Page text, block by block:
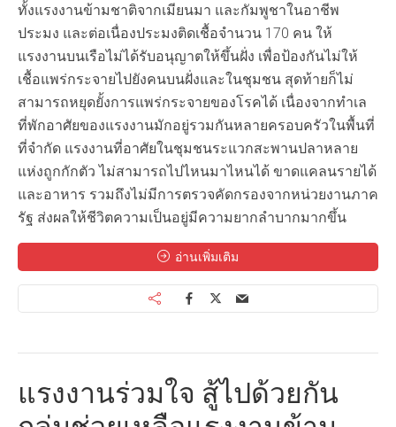
ทั้งแรงงานข้ามชาติจากเมียนมา และกัมพูชาในอาชีพ
ประมง และต่อเนื่องประมงติดเชื้อจำนวน 170 คน ให้
แรงงานบนเรือไม่ได้รับอนุญาตให้ขึ้นฝั่ง เพื่อป้องกันไม่ให้
เชื้อแพร่กระจายไปยังคนบนฝั่งและในชุมชน สุดท้ายก็ไม่
สามารถหยุดยั้งการแพร่กระจายของโรคได้ เนื่องจากทำเล
ที่พักอาศัยของแรงงานมักอยู่รวมกันหลายครอบครัวในพื้นที่
ที่จำกัด แรงงานที่อาศัยในชุมชนระแวกสะพานปลาหลาย
แห่งถูกกักตัว ไม่สามารถไปไหนมาไหนได้ ขาดแคลนรายได้
และอาหาร รวมถึงไม่มีการตรวจคัดกรองจากหน่วยงานภาค
รัฐ ส่งผลให้ชีวิตความเป็นอยู่มีความยากลำบากมากขึ้น
อ่านเพิ่มเติม
แรงงานร่วมใจ สู้ไปด้วยกัน